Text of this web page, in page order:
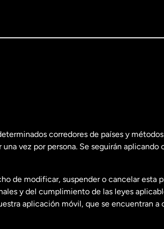
corredores de países y
vez por persona. Se seguirán aplicando
de modificar, suspender o cancelar esta
y del cumplimiento de las leyes
aplicación móvil, que se encuentran a